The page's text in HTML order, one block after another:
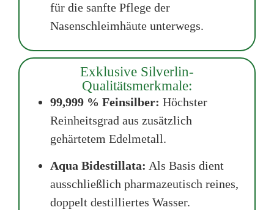
für die sanfte Pflege der
Nasenschleimhäute unterwegs.
Exklusive Silverlin-
Qualitätsmerkmale:
99,999 % Feinsilber: Höchster
Reinheitsgrad aus zusätzlich
gehärtetem Edelmetall.
Aqua Bidestillata: Als Basis dient
ausschließlich pharmazeutisch reines,
doppelt destilliertes Wasser.